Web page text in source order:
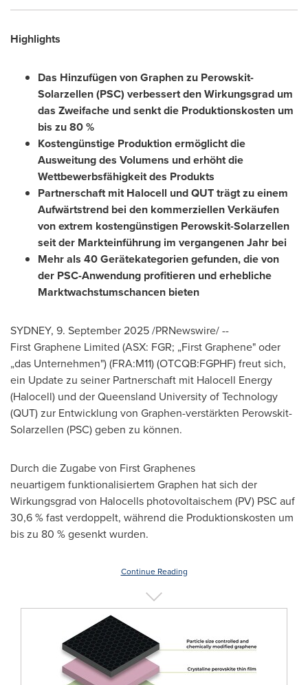
Highlights
Das Hinzufügen von Graphen zu Perowskit-
Solarzellen (PSC) verbessert den Wirkungsgrad um
das Zweifache und senkt die Produktionskosten um
bis zu 80 %
Kostengünstige Produktion ermöglicht die
Ausweitung des Volumens und erhöht die
Wettbewerbsfähigkeit des Produkts
Partnerschaft mit Halocell und QUT trägt zu einem
Aufwärtstrend bei den kommerziellen Verkäufen
von extrem kostengünstigen Perowskit-Solarzellen
seit der Markteinführung im vergangenen Jahr bei
Mehr als 40 Gerätekategorien gefunden, die von
der PSC-Anwendung profitieren und erhebliche
Marktwachstumschancen bieten
SYDNEY, 9. September 2025/PRNewswire/ --
First Graphene Limited (ASX: FGR; „First Graphene" oder
„das Unternehmen") (FRA:M11) (OTCQB:FGPHF) freut sich,
ein Update zu seiner Partnerschaft mit Halocell Energy
(Halocell) und derQueensland Universityof Technology
(QUT) zur Entwicklung von Graphen-verstärkten Perowskit-
Solarzellen (PSC) geben zu können.
Durch die Zugabe von First Graphenes
neuartigem funktionalisiertem Graphen hat sich der
Wirkungsgrad von Halocells photovoltaischem (PV) PSC auf
30,6 % fast verdoppelt, während die Produktionskosten um
bis zu 80 % gesenkt wurden.
Continue Reading